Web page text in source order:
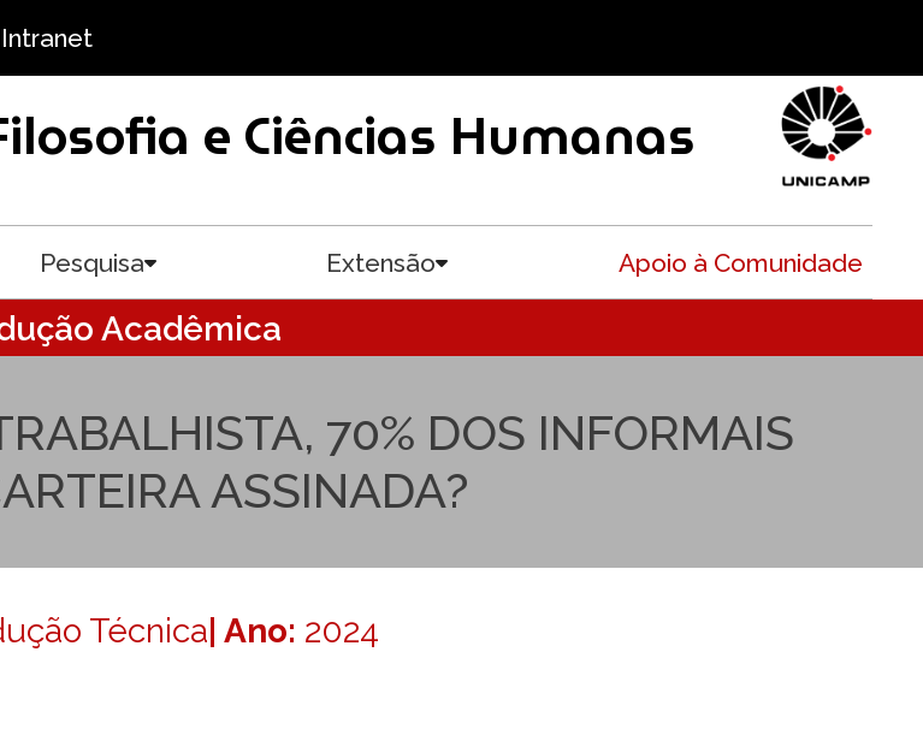
Intranet
e Ciências Humanas
Pesquisa Extensão Apoio à Comunidade
Acadêmica
70% DOS INFORMAIS
ASSINADA?
Técnica| Ano: 2024